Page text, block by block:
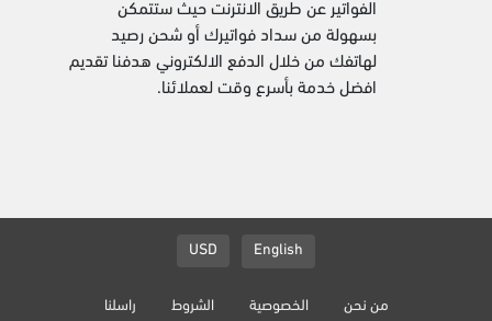
الفواتير عن طريق الانترنت حيث ستتمكن
بسهولة من سداد فواتيرك أو شحن رصيد
لهاتفك من خلال الدفع الالكتروني هدفنا تقديم
افضل خدمة بأسرع وقت لعملائنا.
English
USD
من نحن الخصوصية الشروط راسلنا